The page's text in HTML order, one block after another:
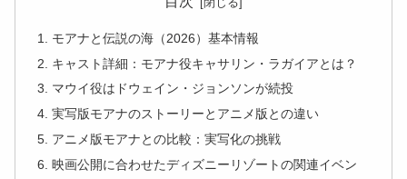
モアナと伝説の海（2026）基本情報
キャスト詳細：モアナ役キャサリン・ラガイアとは？
マウイ役はドウェイン・ジョンソンが続投
実写版モアナのストーリーとアニメ版との違い
アニメ版モアナとの比較：実写化の挑戦
映画公開に合わせたディズニーリゾートの関連イベン